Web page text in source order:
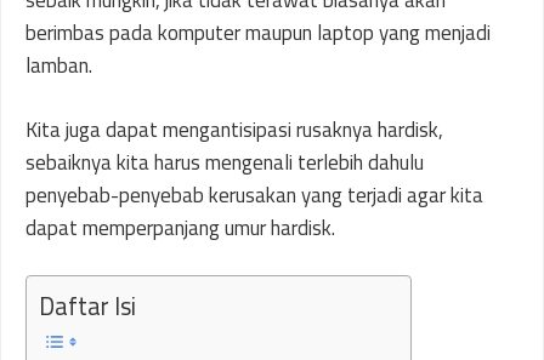
berimbas pada komputer maupun laptop yang menjadi
lamban.
Kita juga dapat mengantisipasi rusaknya hardisk,
sebaiknya kita harus mengenali terlebih dahulu
penyebab-penyebab kerusakan yang terjadi agar kita
dapat memperpanjang umur hardisk.
Daftar Isi